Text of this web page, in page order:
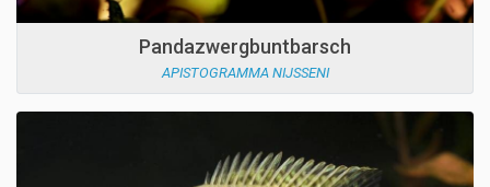
Pandazwergbuntbarsch
APISTOGRAMMA NIJSSENI